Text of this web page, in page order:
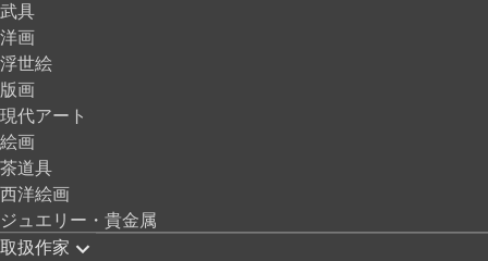
武具
洋画
浮世絵
版画
現代アート
絵画
茶道具
西洋絵画
ジュエリー・貴金属
取扱作家